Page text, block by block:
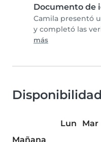
Documento de
Camila presentó
y completó las
más
Disponibilidad
Lun Mar
Mañana